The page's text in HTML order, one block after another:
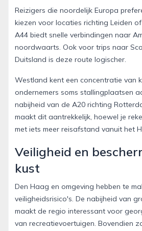
Reizigers die noordelijk Europa
kiezen voor locaties richting Leiden
A44 biedt snelle verbindingen naar
noordwaarts. Ook voor trips naar
Duitsland is deze route logischer.
Westland kent een concentratie van
ondernemers soms stallingplaatsen
nabijheid van de A20 richting
maakt dit aantrekkelijk, hoewel je
met iets meer reisafstand vanuit het
Veiligheid en
kust
Den Haag en omgeving hebben te
veiligheidsrisico's. De nabijheid van
maakt de regio interessant voor
van recreatievoertuigen. Bovendien